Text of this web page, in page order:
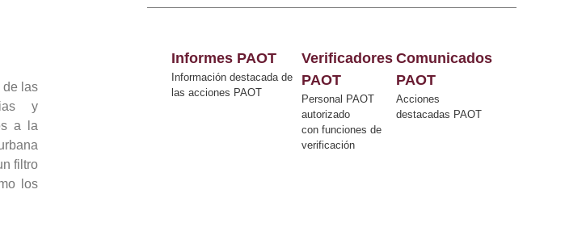
de las
y
a la
filtro
los
Informes PAOT
Información destacada de
las acciones PAOT
Verificadores
PAOT
Personal PAOT
autorizado
con funciones de
verificación
Comunicados
PAOT
Acciones
destacadas PAOT